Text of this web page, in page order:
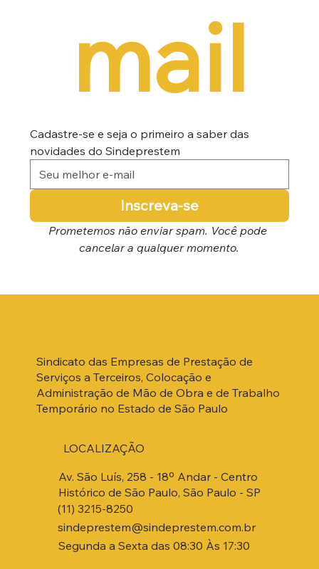
mail
Cadastre-se e seja o primeiro a saber das
novidades do Sindeprestem
Inscreva-se
Prometemos não enviar spam. Você pode
cancelar a qualquer momento.
Sindicato das Empresas de Prestação de
Serviços a Terceiros, Colocação e
Administração de Mão de Obra e de Trabalho
Temporário no Estado de São Paulo
Av. São Luís, 258 - 18º Andar - Centro
Histórico de São Paulo, São Paulo - SP
(11) 3215-8250
sindeprestem@sindeprestem.com.br
Segunda a Sexta das 08:30 Às 17:30
LOCALIZAÇÃO